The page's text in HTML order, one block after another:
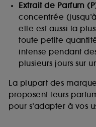
Extrait de Parfum
concentrée
elle est aussi la
toute petite
intense pendant
plusieurs jours sur
La plupart des
proposent leurs
pour s’adapter à vos